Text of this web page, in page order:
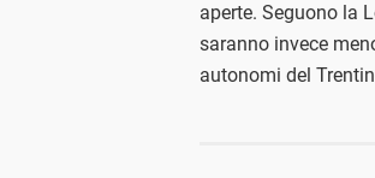
aperte. Seguono la
saranno invece
autonomi del